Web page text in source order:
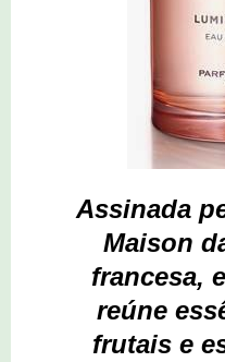
Assinada
Maison
francesa,
reúne
frutais e